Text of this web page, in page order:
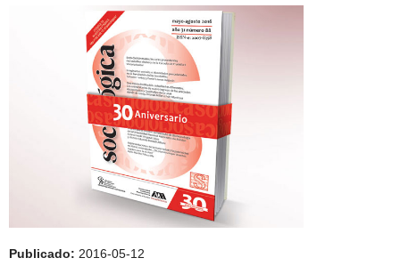
Publicado: 2016-05-12